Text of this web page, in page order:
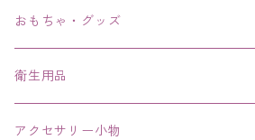
ブレスレット、バングル、ブレス、腕輪
ネックレス、チョーカー
その他
おもちゃ・グッズ
衛生用品
アクセサリー小物